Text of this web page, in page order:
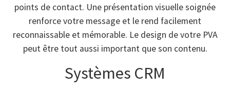
points de contact. Une présentation visuelle soignée
renforce votre message et le rend facilement
reconnaissable et mémorable. Le design de votre PVA
peut être tout aussi important que son contenu.
Systèmes CRM